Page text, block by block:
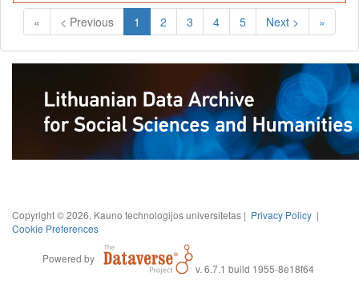
« < Previous 1 (Current)
2 3 4 5 Next > »
Copyright © 2026, Kauno technologijos universitetas | Privacy Policy |
Cookie Preferences
Powered by
v. 6.7.1 build 1955-8e18f64